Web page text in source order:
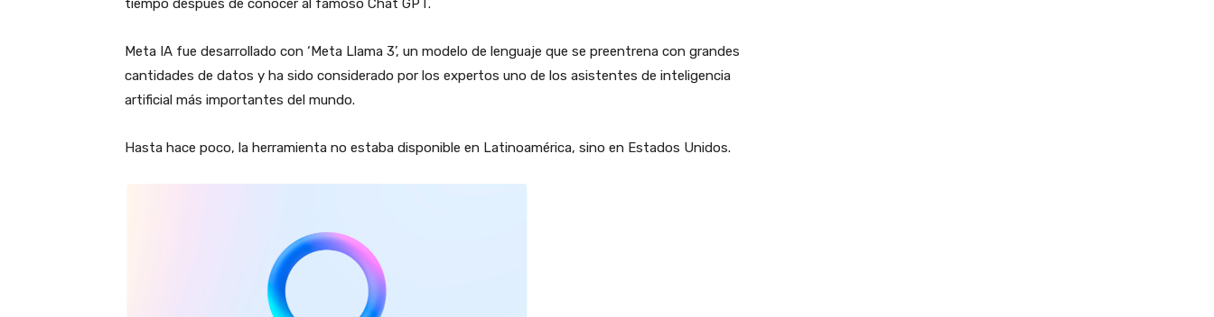
tiempo después de conocer al famoso Chat GPT.
Meta IA fue desarrollado con ‘Meta Llama 3’, un modelo de lenguaje que se preentrena con grandes
cantidades de datos y ha sido considerado por los expertos uno de los asistentes de inteligencia
artificial más importantes del mundo.
Hasta hace poco, la herramienta no estaba disponible en Latinoamérica, sino en Estados Unidos.